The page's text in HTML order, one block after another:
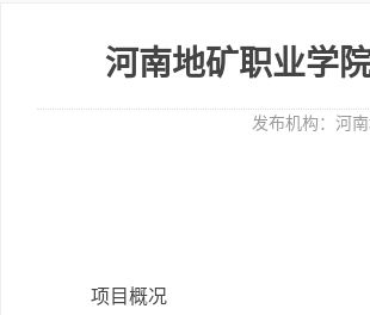
河南地矿职业学
发布机构： 河
项目概况